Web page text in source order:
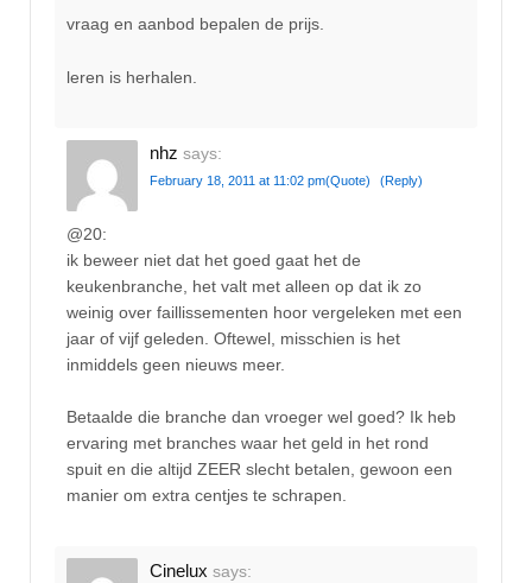
vraag en aanbod bepalen de prijs.
leren is herhalen.
nhz says:
February 18, 2011 at 11:02 pm(Quote) (Reply)
@20:
ik beweer niet dat het goed gaat het de
keukenbranche, het valt met alleen op dat ik zo
weinig over faillissementen hoor vergeleken met een
jaar of vijf geleden. Oftewel, misschien is het
inmiddels geen nieuws meer.
Betaalde die branche dan vroeger wel goed? Ik heb
ervaring met branches waar het geld in het rond
spuit en die altijd ZEER slecht betalen, gewoon een
manier om extra centjes te schrapen.
Cinelux says: